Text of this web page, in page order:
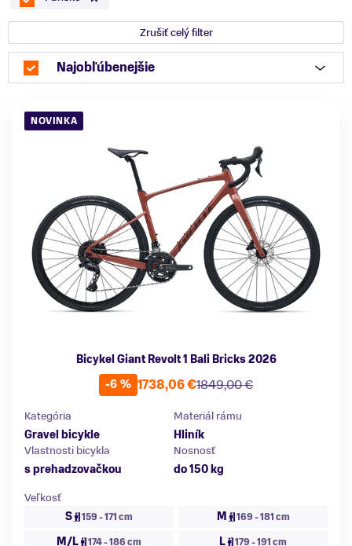
Zrušiť celý filter
Najobľúbenejšie
NOVINKA
Bicykel Giant Revolt 1 Bali Bricks 2026
-6 %
1849,00 €
1738,06 €
Kategória
Gravel bicykle
Materiál rámu
Hliník
Vlastnosti bicykla
s prehadzovačkou
Nosnosť
do 150 kg
Veľkosť
S
159 - 171 cm M 169 - 181 cm
M/L 174 - 186 cm L 179 - 191 cm